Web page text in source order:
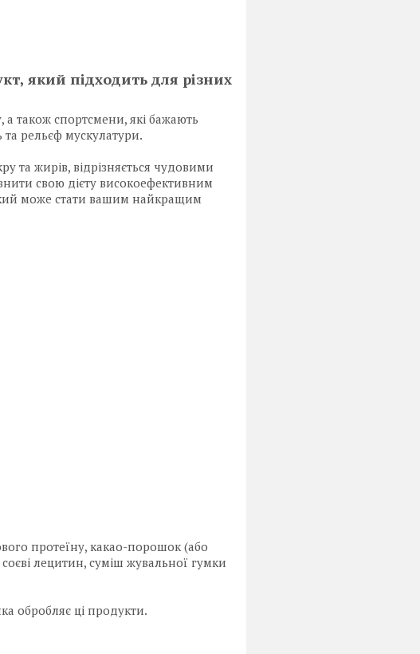
який підходить для різних
також спортсмени, які бажають
та рельєф мускулатури.
та жирів, відрізняється чудовими
свою дієту високоефективним
може стати вашим найкращим
протеїну, какао-порошок (або
лецитин, суміш жувальної гумки
обробляє ці продукти.